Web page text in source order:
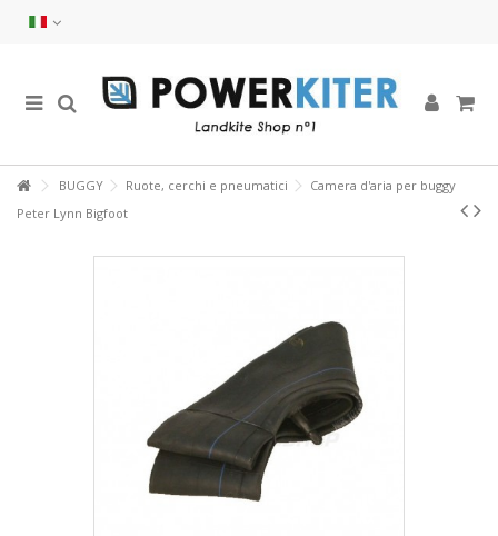
BUGGY Ruote, cerchi e pneumatici
Camera d'aria per buggy
Peter Lynn Bigfoot